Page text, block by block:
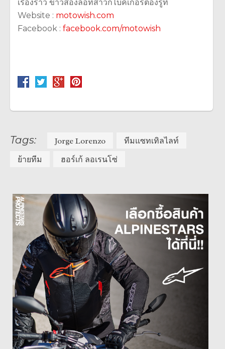
เรื่องราว ข่าวสองล้อที่สาวกไบค์เกอร์ต้องรู้ที่
Website : motowish.com
Facebook : facebook.com/motowish
Tags: Jorge Lorenzo
ทีมแซทเทิลไลท์
ย้ายทีม
ฮอร์เก้ ลอเรนโซ่